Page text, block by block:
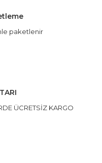
paketlenir
ÜCRETSİZ KARGO